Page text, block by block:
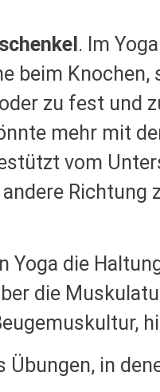
. Im
beim
zu fest und
mehr mit
vom
Yoga die
die
Übungen, in